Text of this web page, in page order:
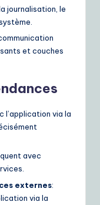
journalisation, le
et couches
l’application via la
avec
externes:
via la